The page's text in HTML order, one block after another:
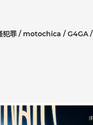
犯罪 motochica G4GA